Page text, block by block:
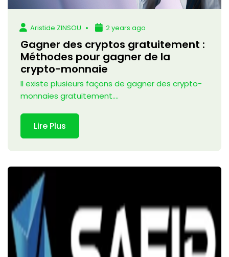
Aristide ZINSOU 2 years ago
Gagner des cryptos gratuitement :
Méthodes pour gagner de la
crypto-monnaie
Il existe plusieurs façons de gagner des crypto-
monnaies gratuitement....
Lire Plus